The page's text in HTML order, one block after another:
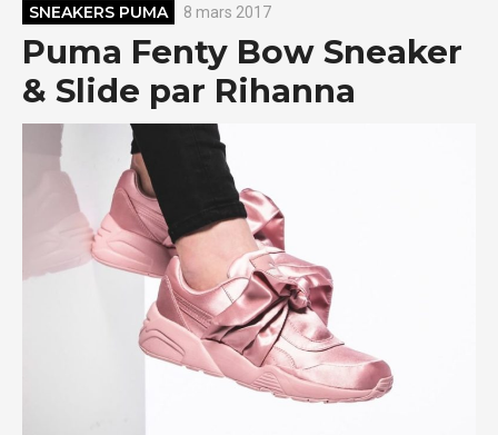
SNEAKERS PUMA 8 mars 2017
Puma Fenty Bow Sneaker
& Slide par Rihanna